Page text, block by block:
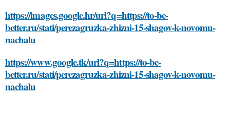
https://images.google.hr/url?q=https://to-be-
better.ru/stati/perezagruzka-zhizni-15-shagov-k-novomu-
nachalu
https://www.google.tk/url?q=https://to-be-
better.ru/stati/perezagruzka-zhizni-15-shagov-k-novomu-
nachalu